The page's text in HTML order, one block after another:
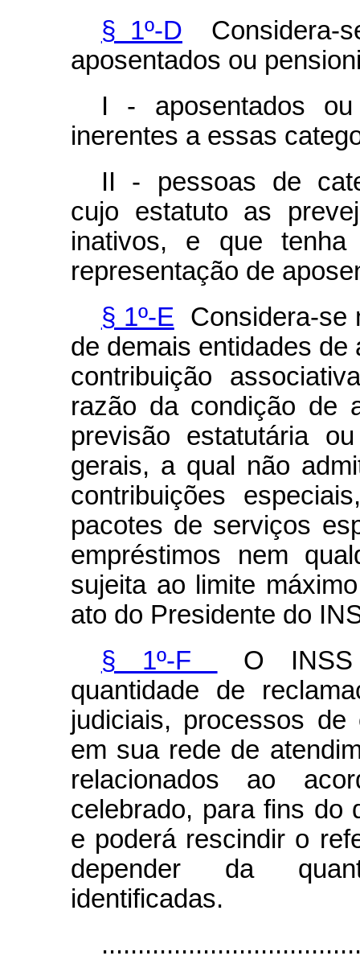
§ 1º-D Considera-
aposentados ou
I - aposentados ou
inerentes a essas
II - pessoas de
cujo estatuto as
inativos, e que
representação de
§ 1º-E Considera-se
de demais entidades
contribuição
razão da condição de
previsão estatutária
gerais, a qual não
contribuições
pacotes de serviços
empréstimos nem
sujeita ao limite
ato do Presidente do
§ 1º-F
O INSS
quantidade de
judiciais, processos
em sua rede de
relacionados ao
celebrado, para fins
e poderá rescindir o
depender da
identificadas.